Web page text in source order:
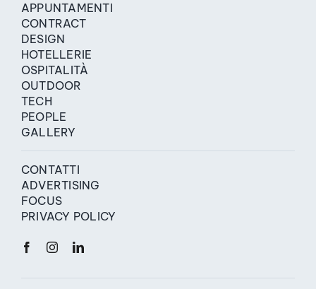
APPUNTAMENTI
CONTRACT
DESIGN
HOTELLERIE
OSPITALITÀ
OUTDOOR
TECH
PEOPLE
GALLERY
CONTATTI
ADVERTISING
FOCUS
PRIVACY POLICY